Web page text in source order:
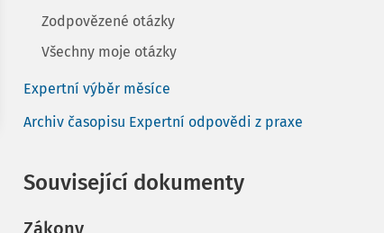
Zodpovězené otázky
Všechny moje otázky
Expertní výběr měsíce
Archiv časopisu Expertní odpovědi z praxe
Související dokumenty
Zákony